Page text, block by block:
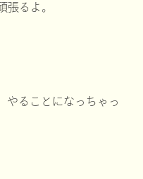
張るよ。
やることになっちゃっ